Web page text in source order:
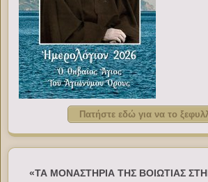
Πατήστε εδώ για να το
«ΤΑ ΜΟΝΑΣΤΗΡΙΑ ΤΗΣ ΒΟΙΩΤΙΑΣ